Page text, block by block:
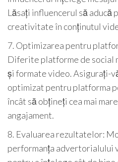
Lăsați influencerul să
creativitate în conținutul
7. Optimizarea pentru
Diferite platforme de social
și formate video. Asigurați-
optimizat pentru platforma
încât să obțineți cea mai
angajament.
8. Evaluarea rezultatelor:
performanța advertorialului